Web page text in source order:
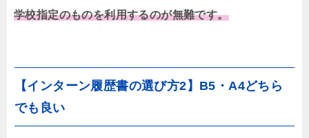
学校指定のものを利用するのが無難です。
【インターン履歴書の選び方2】B5・A4どちら
でも良い